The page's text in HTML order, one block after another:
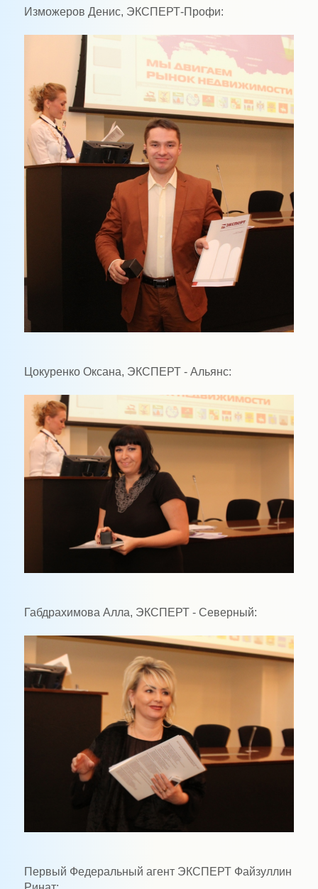
Изможеров Денис, ЭКСПЕРТ-Профи:
Цокуренко Оксана, ЭКСПЕРТ - Альянс:
Габдрахимова Алла, ЭКСПЕРТ - Северный:
Первый Федеральный агент ЭКСПЕРТ Файзуллин